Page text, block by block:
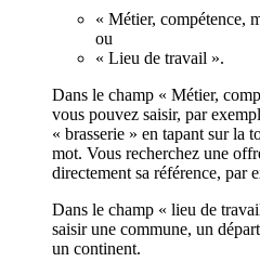
« Métier, compétence,
ou
« Lieu de travail ».
Dans le champ « Métier,
vous pouvez saisir, par
« brasserie » en tapant sur la
mot. Vous recherchez une
directement sa référence, par
Dans le champ « lieu de
saisir une commune, un
un continent.